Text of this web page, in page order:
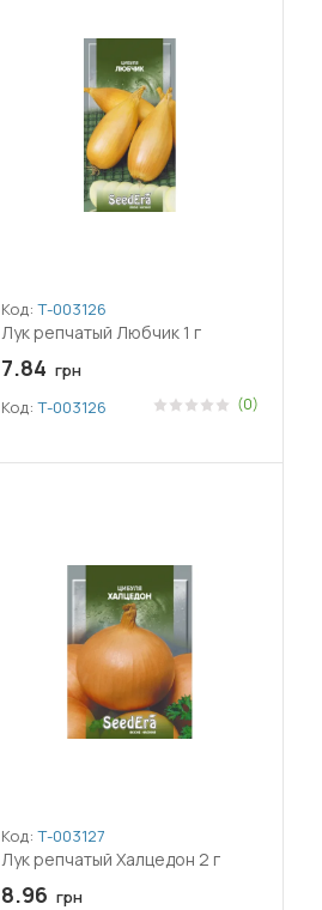
Код: Т-003126
Лук репчатый Любчик 1 г
7.84 грн
Код: Т-003126 (0)
Код: Т-003127
Лук репчатый Халцедон 2 г
8.96 грн